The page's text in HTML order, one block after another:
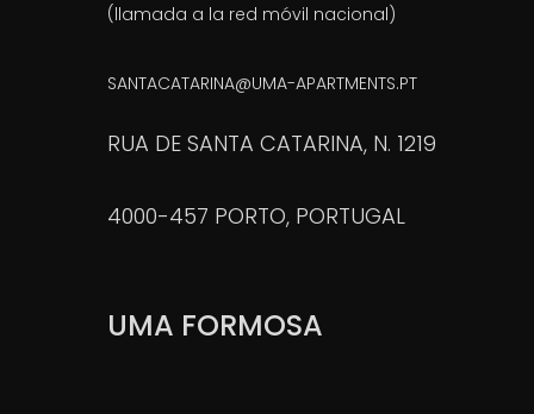
(llamada a la red móvil nacional)
SANTACATARINA@UMA-APARTMENTS.PT
RUA DE SANTA CATARINA, N. 1219
4000-457 PORTO, PORTUGAL
UMA FORMOSA